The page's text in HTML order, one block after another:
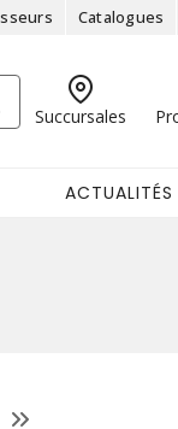
Catalogues
Succursales
ACTUALITÉS